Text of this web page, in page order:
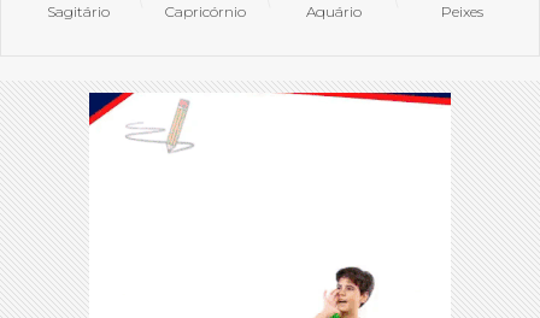
Sagitário Capricórnio Aquário Peixes